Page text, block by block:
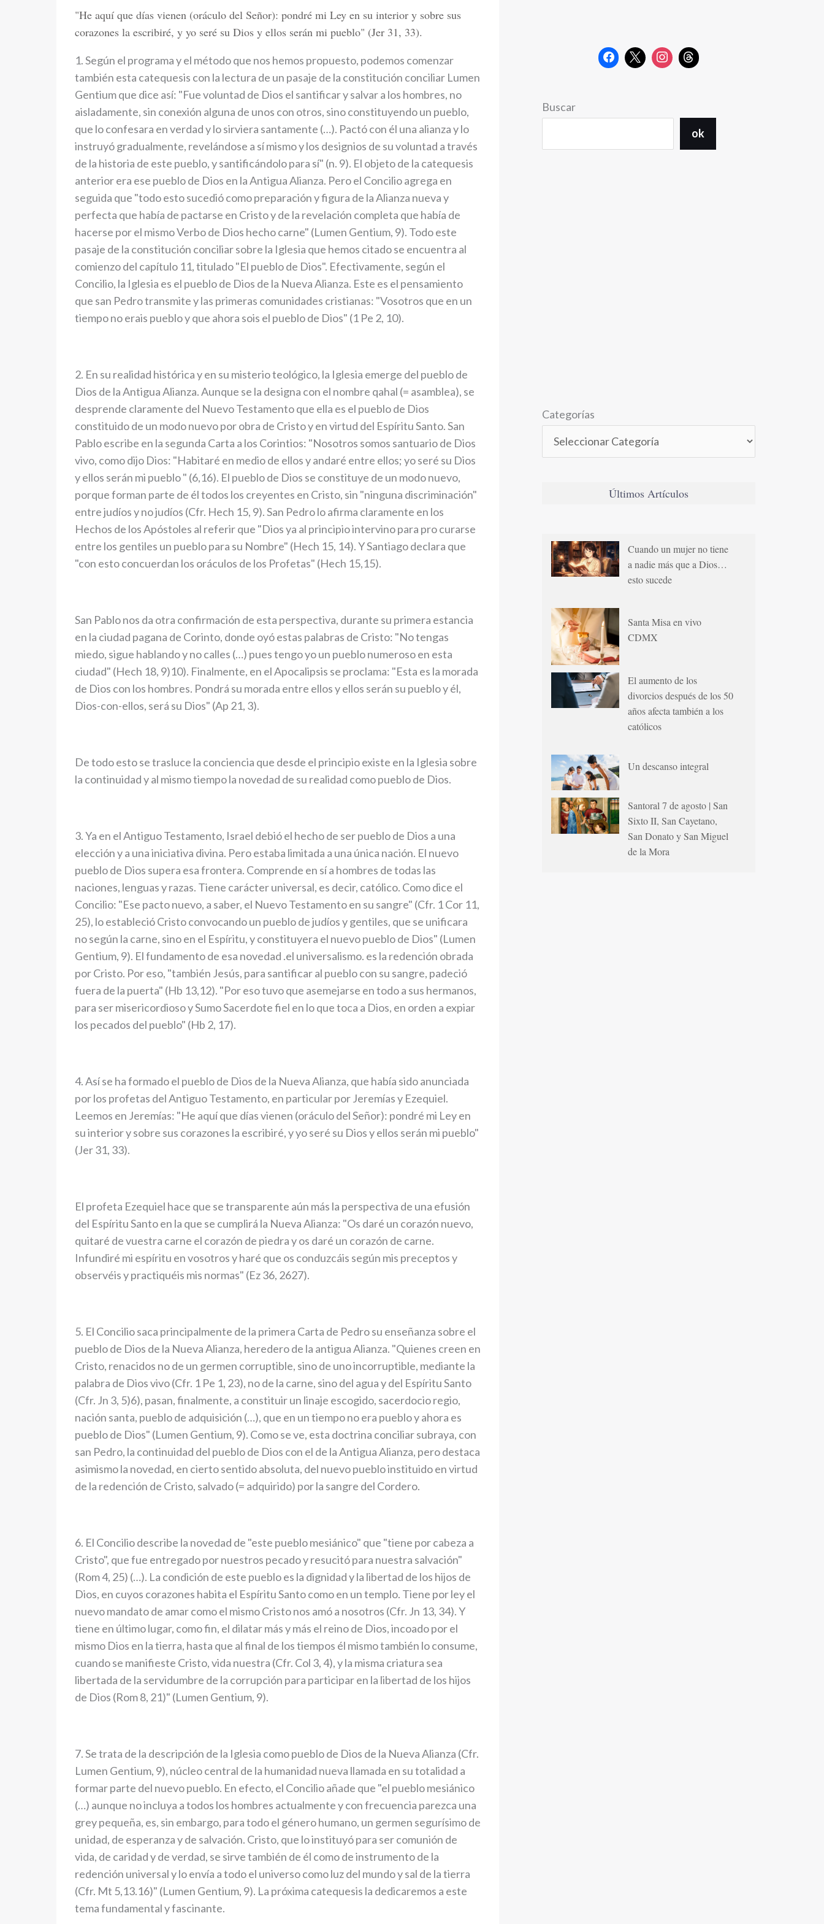
"He aquí que días vienen (oráculo del Señor): pondré mi Ley en su interior y sobre sus
corazones la escribiré, y yo seré su Dios y ellos serán mi pueblo" (Jer 31, 33).
1. Según el programa y el método que nos hemos propuesto, podemos comenzar
también esta catequesis con la lectura de un pasaje de la constitución conciliar Lumen
Gentium que dice así: "Fue voluntad de Dios el santificar y salvar a los hombres, no
aisladamente, sin conexión alguna de unos con otros, sino constituyendo un pueblo,
que lo confesara en verdad y lo sirviera santamente (…). Pactó con él una alianza y lo
instruyó gradualmente, revelándose a sí mismo y los designios de su voluntad a través
de la historia de este pueblo, y santificándolo para sí" (n. 9). El objeto de la catequesis
anterior era ese pueblo de Dios en la Antigua Alianza. Pero el Concilio agrega en
seguida que "todo esto sucedió como preparación y figura de la Alianza nueva y
perfecta que había de pactarse en Cristo y de la revelación completa que había de
hacerse por el mismo Verbo de Dios hecho carne" (Lumen Gentium, 9). Todo este
pasaje de la constitución conciliar sobre la Iglesia que hemos citado se encuentra al
comienzo del capítulo 11, titulado "El pueblo de Dios". Efectivamente, según el
Concilio, la Iglesia es el pueblo de Dios de la Nueva Alianza. Este es el pensamiento
que san Pedro transmite y las primeras comunidades cristianas: "Vosotros que en un
tiempo no erais pueblo y que ahora sois el pueblo de Dios" (1 Pe 2, 10).
2. En su realidad histórica y en su misterio teológico, la Iglesia emerge del pueblo de
Dios de la Antigua Alianza. Aunque se la designa con el nombre qahal (= asamblea), se
desprende claramente del Nuevo Testamento que ella es el pueblo de Dios
constituido de un modo nuevo por obra de Cristo y en virtud del Espíritu Santo. San
Pablo escribe en la segunda Carta a los Corintios: "Nosotros somos santuario de Dios
vivo, como dijo Dios: "Habitaré en medio de ellos y andaré entre ellos; yo seré su Dios
y ellos serán mi pueblo " (6,16). El pueblo de Dios se constituye de un modo nuevo,
porque forman parte de él todos los creyentes en Cristo, sin "ninguna discriminación"
entre judíos y no judíos (Cfr. Hech 15, 9). San Pedro lo afirma claramente en los
Hechos de los Apóstoles al referir que "Dios ya al principio intervino para pro curarse
entre los gentiles un pueblo para su Nombre" (Hech 15, 14). Y Santiago declara que
"con esto concuerdan los oráculos de los Profetas" (Hech 15,15).
San Pablo nos da otra confirmación de esta perspectiva, durante su primera estancia
en la ciudad pagana de Corinto, donde oyó estas palabras de Cristo: "No tengas
miedo, sigue hablando y no calles (…) pues tengo yo un pueblo numeroso en esta
ciudad" (Hech 18, 9)10). Finalmente, en el Apocalipsis se proclama: "Esta es la morada
de Dios con los hombres. Pondrá su morada entre ellos y ellos serán su pueblo y él,
Dios-con-ellos, será su Dios" (Ap 21, 3).
De todo esto se trasluce la conciencia que desde el principio existe en la Iglesia sobre
la continuidad y al mismo tiempo la novedad de su realidad como pueblo de Dios.
3. Ya en el Antiguo Testamento, Israel debió el hecho de ser pueblo de Dios a una
elección y a una iniciativa divina. Pero estaba limitada a una única nación. El nuevo
pueblo de Dios supera esa frontera. Comprende en sí a hombres de todas las
naciones, lenguas y razas. Tiene carácter universal, es decir, católico. Como dice el
Concilio: "Ese pacto nuevo, a saber, el Nuevo Testamento en su sangre" (Cfr. 1 Cor 11,
25), lo estableció Cristo convocando un pueblo de judíos y gentiles, que se unificara
no según la carne, sino en el Espíritu, y constituyera el nuevo pueblo de Dios" (Lumen
Gentium, 9). El fundamento de esa novedad .el universalismo. es la redención obrada
por Cristo. Por eso, "también Jesús, para santificar al pueblo con su sangre, padeció
fuera de la puerta" (Hb 13,12). "Por eso tuvo que asemejarse en todo a sus hermanos,
para ser misericordioso y Sumo Sacerdote fiel en lo que toca a Dios, en orden a expiar
los pecados del pueblo" (Hb 2, 17).
4. Así se ha formado el pueblo de Dios de la Nueva Alianza, que había sido anunciada
por los profetas del Antiguo Testamento, en particular por Jeremías y Ezequiel.
Leemos en Jeremías: "He aquí que días vienen (oráculo del Señor): pondré mi Ley en
su interior y sobre sus corazones la escribiré, y yo seré su Dios y ellos serán mi pueblo"
(Jer 31, 33).
El profeta Ezequiel hace que se transparente aún más la perspectiva de una efusión
del Espíritu Santo en la que se cumplirá la Nueva Alianza: "Os daré un corazón nuevo,
quitaré de vuestra carne el corazón de piedra y os daré un corazón de carne.
Infundiré mi espíritu en vosotros y haré que os conduzcáis según mis preceptos y
observéis y practiquéis mis normas" (Ez 36, 2627).
5. El Concilio saca principalmente de la primera Carta de Pedro su enseñanza sobre el
pueblo de Dios de la Nueva Alianza, heredero de la antigua Alianza. "Quienes creen en
Cristo, renacidos no de un germen corruptible, sino de uno incorruptible, mediante la
palabra de Dios vivo (Cfr. 1 Pe 1, 23), no de la carne, sino del agua y del Espíritu Santo
(Cfr. Jn 3, 5)6), pasan, finalmente, a constituir un linaje escogido, sacerdocio regio,
nación santa, pueblo de adquisición (…), que en un tiempo no era pueblo y ahora es
pueblo de Dios" (Lumen Gentium, 9). Como se ve, esta doctrina conciliar subraya, con
san Pedro, la continuidad del pueblo de Dios con el de la Antigua Alianza, pero destaca
asimismo la novedad, en cierto sentido absoluta, del nuevo pueblo instituido en virtud
de la redención de Cristo, salvado (= adquirido) por la sangre del Cordero.
6. El Concilio describe la novedad de "este pueblo mesiánico" que "tiene por cabeza a
Cristo", que fue entregado por nuestros pecado y resucitó para nuestra salvación"
(Rom 4, 25) (…). La condición de este pueblo es la dignidad y la libertad de los hijos de
Dios, en cuyos corazones habita el Espíritu Santo como en un templo. Tiene por ley el
nuevo mandato de amar como el mismo Cristo nos amó a nosotros (Cfr. Jn 13, 34). Y
tiene en último lugar, como fin, el dilatar más y más el reino de Dios, incoado por el
mismo Dios en la tierra, hasta que al final de los tiempos él mismo también lo consume,
cuando se manifieste Cristo, vida nuestra (Cfr. Col 3, 4), y la misma criatura sea
libertada de la servidumbre de la corrupción para participar en la libertad de los hijos
de Dios (Rom 8, 21)" (Lumen Gentium, 9).
7. Se trata de la descripción de la Iglesia como pueblo de Dios de la Nueva Alianza (Cfr.
Lumen Gentium, 9), núcleo central de la humanidad nueva llamada en su totalidad a
formar parte del nuevo pueblo. En efecto, el Concilio añade que "el pueblo mesiánico
(…) aunque no incluya a todos los hombres actualmente y con frecuencia parezca una
grey pequeña, es, sin embargo, para todo el género humano, un germen segurísimo de
unidad, de esperanza y de salvación. Cristo, que lo instituyó para ser comunión de
vida, de caridad y de verdad, se sirve también de él como de instrumento de la
redención universal y lo envía a todo el universo como luz del mundo y sal de la tierra
(Cfr. Mt 5,13.16)" (Lumen Gentium, 9). La próxima catequesis la dedicaremos a este
tema fundamental y fascinante.
Buscar
ok
Categorías
Últimos Artículos
Cuando un mujer no tiene
a nadie más que a Dios…
esto sucede
Santa Misa en vivo
CDMX
El aumento de los
divorcios después de los 50
años afecta también a los
católicos
Un descanso integral
Santoral 7 de agosto | San
Sixto II, San Cayetano,
San Donato y San Miguel
de la Mora